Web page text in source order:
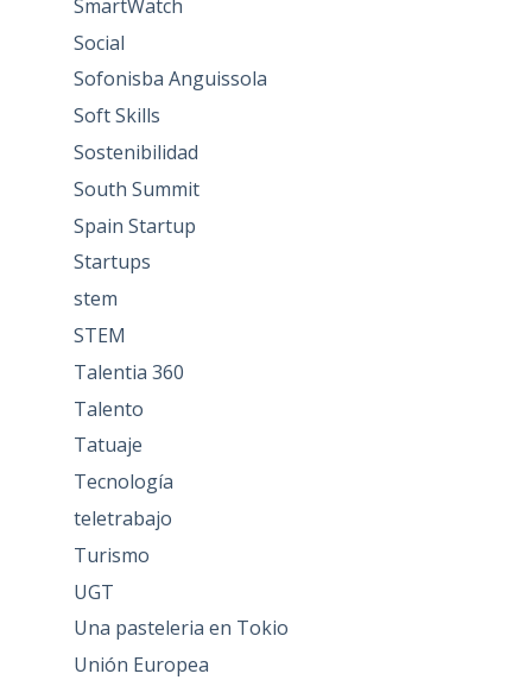
SmartWatch
Social
Sofonisba Anguissola
Soft Skills
Sostenibilidad
South Summit
Spain Startup
Startups
stem
STEM
Talentia 360
Talento
Tatuaje
Tecnología
teletrabajo
Turismo
UGT
Una pasteleria en Tokio
Unión Europea